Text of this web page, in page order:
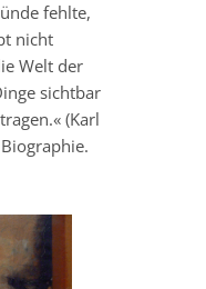
fehlte,
nicht
Welt der
sichtbar
(Karl